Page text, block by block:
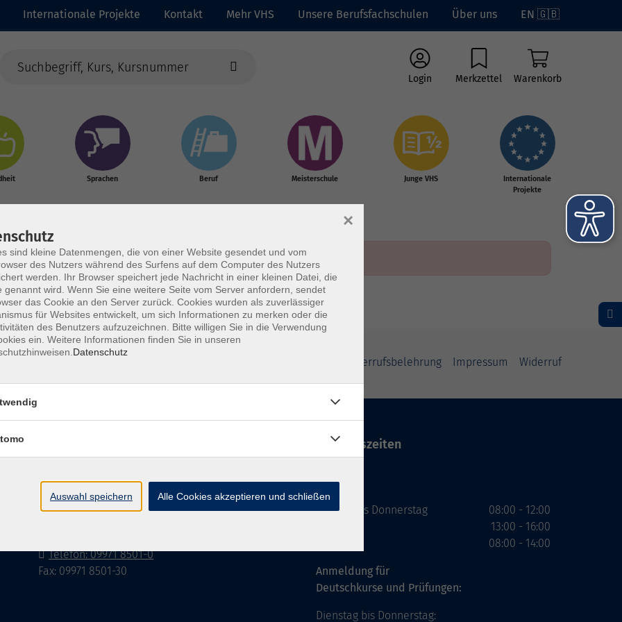
Internationale Projekte Kontakt Mehr VHS Unsere Berufsfachschulen Über uns EN 🇬🇧
Login Merkzettel Warenkorb
Sprachen Beruf Meisterschule Junge VHS
Internationale
Projekte
Widerrufsbelehrung Impressum Widerruf
Pfarrer-Seidl-Str. 1
93413 Cham
Telefon: 09971 8501-0
Fax: 09971 8501-30
Öffnungszeiten
VHS
Montag bis Donnerstag
Anmeldung für
Deutschkurse und Prüfungen:
Dienstag bis Donnerstag:
08:00 - 12:00
13:00 - 16:00
08:00 - 14:00
sind kleine Datenmengen, die von einer Website gesendet und vom
des Nutzers während des Surfens auf dem Computer des Nutzers
werden. Ihr Browser speichert jede Nachricht in einer kleinen Datei, die
genannt wird. Wenn Sie eine weitere Seite vom Server anfordern, sendet
das Cookie an den Server zurück. Cookies wurden als zuverlässiger
für Websites entwickelt, um sich Informationen zu merken oder die
des Benutzers aufzuzeichnen. Bitte willigen Sie in die Verwendung
ein. Weitere Informationen finden Sie in unseren
Datenschutz
×
Auswahl speichern Alle Cookies akzeptieren und schließen